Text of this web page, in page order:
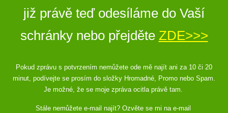
již právě teď odesíláme do Vaší
schránky nebo přejděte ZDE>>>
Pokud zprávu s potvrzením nemůžete ode mě najít ani za 10 či 20
minut, podívejte se prosím do složky Hromadné, Promo nebo Spam.
Je možné, že se moje zpráva ocitla právě tam.
Stále nemůžete e-mail najít? Ozvěte se mi na e-mail